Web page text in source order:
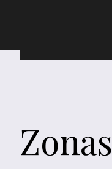
Zonas